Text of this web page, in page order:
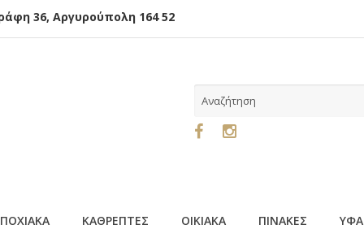
36, Αργυρούπολη 164 52
ΚΑΘΡΕΠΤΕΣ ΟΙΚΙΑΚΑ ΠΙΝΑΚΕΣ